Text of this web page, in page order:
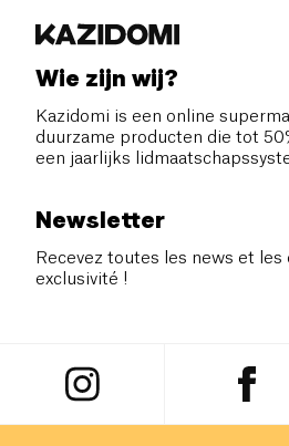
Wie zijn wij?
Kazidomi is een online
duurzame producten die tot
een jaarlijks
Newsletter
Recevez toutes les news et les
exclusivité !